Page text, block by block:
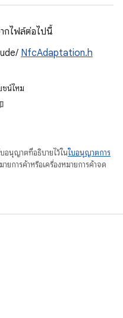
กไฟล์ต่อไปนี้
NfcAdaptation.h
ชน์ไหม
อนุญาตที่อธิบายไว้ในใบอนุญาตการ
ยการค้าหรือเครื่องหมายการค้าจด